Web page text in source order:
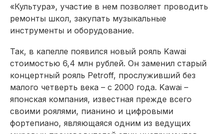
«Культура», участие в нем позволяет проводить
ремонты школ, закупать музыкальные
инструменты и оборудование.
Так, в капелле появился новый рояль Kawai
стоимостью 6,4 млн рублей. Он заменил старый
концертный рояль Petroff, прослуживший без
малого четверть века – с 2000 года. Kawai –
японская компания, известная прежде всего
своими роялями, пианино и цифровыми
фортепиано, являющаяся одним из ведущих